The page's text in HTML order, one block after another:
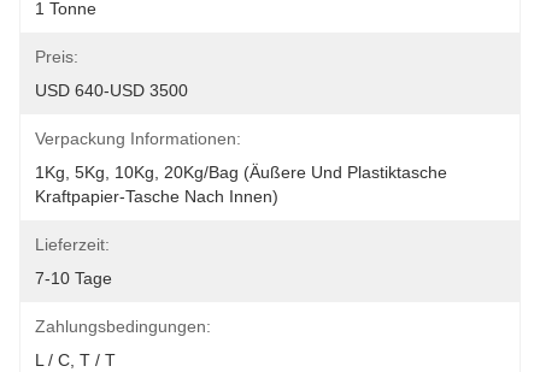
1 Tonne
Preis:
USD 640-USD 3500
Verpackung Informationen:
1Kg, 5Kg, 10Kg, 20Kg/Bag (äußere Und Plastiktasche
Kraftpapier-Tasche Nach Innen)
Lieferzeit:
7-10 Tage
Zahlungsbedingungen:
L / C, T / T